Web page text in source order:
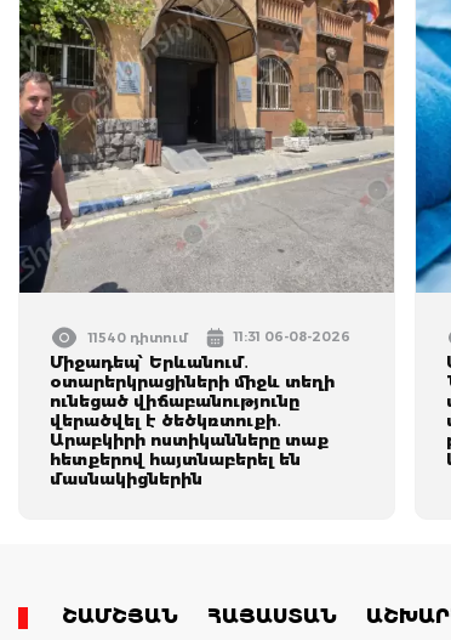
11540 դիտում 11:31 06-08-2026
Միջադեպ՝ Երևանում․
օտարերկրացիների միջև տեղի
ունեցած վիճաբանությունը
վերածվել է ծեծկռտուքի․
Արաբկիրի ոստիկանները տաք
հետքերով հայտնաբերել են
մասնակիցներին
ՇԱՄՇՅԱՆ ՀԱՅԱՍՏԱՆ